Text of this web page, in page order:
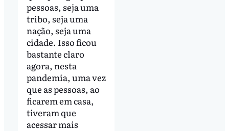
pessoas, seja uma
tribo, seja uma
nação, seja uma
cidade. Isso ficou
bastante claro
agora, nesta
pandemia, uma vez
que as pessoas, ao
ficarem em casa,
tiveram que
acessar mais